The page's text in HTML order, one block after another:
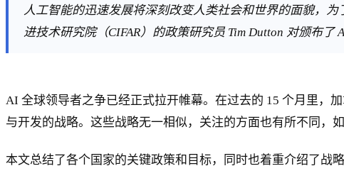
人工智能的迅速发展将深刻改变人类社会和世界的面貌，
进技术研究院（CIFAR）的政策研究员 Tim Dutton 对颁布了
AI 全球领导者之争已经正式拉开帷幕。在过去的 15 个月里，
与开发的战略。这些战略无一相似，关注的方面也有所不同，
本文总结了各个国家的关键政策和目标，同时也着重介绍了战